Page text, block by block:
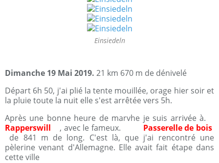
Einsiedeln
Dimanche 19 Mai 2019. 21 km 670 m de dénivelé
Départ 6h 50, j'ai plié la tente mouillée, orage hier soir et
la pluie toute la nuit elle s'est arrêtée vers 5h.
Après une bonne heure de marvhe je suis arrivée à.
Rapperswill , avec le fameux. Passerelle de bois
de 841 m de long. C'est là, que j'ai rencontré une
pèlerine venant d'Allemagne. Elle avait fait étape dans
cette ville